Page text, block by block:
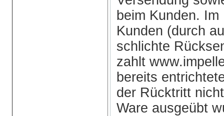
beim Kunden.
Kunden (durch
schlichte
zahlt
bereits
der Rücktritt
Ware ausgeübt